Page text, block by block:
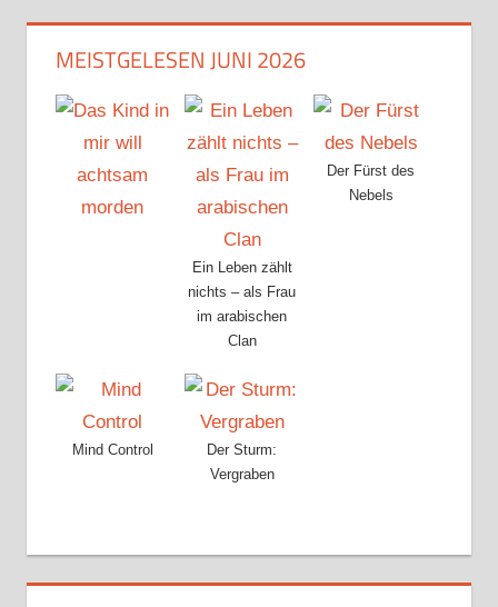
MEISTGELESEN JUNI 2026
Ein Leben zählt
nichts – als Frau
im arabischen
Clan
Der Fürst des
Nebels
Mind Control
Der Sturm:
Vergraben